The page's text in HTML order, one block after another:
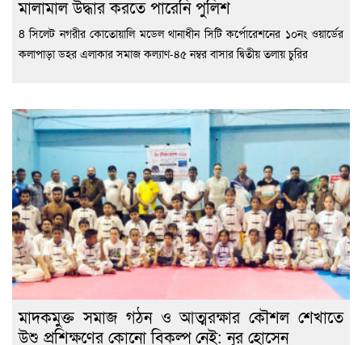
মালামাল উদ্ধার করতে পারেনি পুলিশ
8 সিলেট নগরীর কোতোয়ালি মডেল থানাধীন সিটি কর্পোরেশনের ১০নং ওয়ার্ডের
কলাপাড়া ডহর এলাকার সমাজ কল্যাণ-৪৫ নম্বর বাসার দ্বিতীয় তলায় চুরির
মাদকমুক্ত সমাজ গঠন ও আত্মরক্ষার কৌশল শেখাতে
উশু প্রশিক্ষণের কোনো বিকল্প নেই: নূর হোসেন